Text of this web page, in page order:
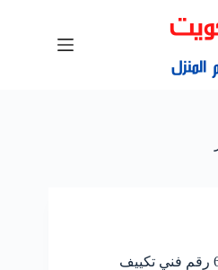
فني تكييف الظهر 62224041 رقم فني تكييف